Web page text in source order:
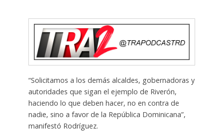
“Solicitamos a los demás alcaldes, gobernadoras y
autoridades que sigan el ejemplo de Riverón,
haciendo lo que deben hacer, no en contra de
nadie, sino a favor de la República Dominicana”,
manifestó Rodríguez.